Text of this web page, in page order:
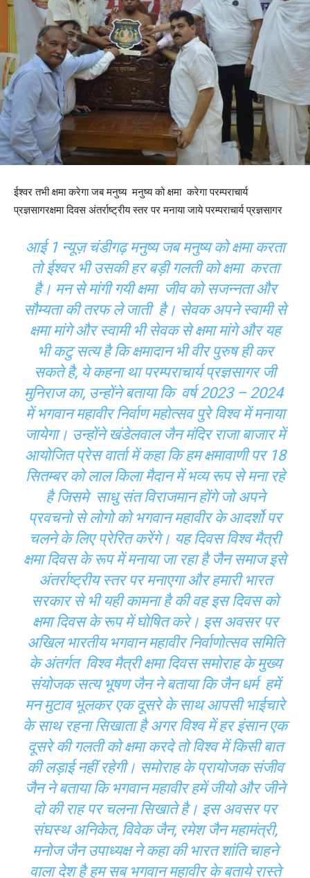
ईश्वर तभी क्षमा करेगा जब मनुष्य मनुष्य को क्षमा करेगा परम्पराचार्य
प्रज्ञसागरक्षमा दिवस अंतर्राष्ट्रीय स्तर पर मनाया जाये परम्पराचार्य प्रज्ञसागर
आई 1 न्यूज़ चंडीगढ़ मनुष्य जब मनुष्य को क्षमा करता
तो ईश्वर भी उसकी हर बड़ी गलती को क्षमा करता
है। मन से मांगी गयी क्षमा जीव को सजन्नता और
सौम्यता की तरफ ले जाती है। सेवक अपने स्वामी से
क्षमा मांगे और स्वामी भी सेवक से क्षमा मांगे और यह
भी कटु सत्य है कि क्षमादान भी वीर पुरुष ही कर
सकते है, ये कहना था परम्पराचार्य प्रज्ञसागर जी
मुनिराज का, उन्होंने बताया कि वर्ष 2023 – 2024
में भगवान महावीर निर्वाण महोत्सव पुरे विश्व में मनाया
जायेगा। उन्होंने खंडेलवाल जैन मंदिर राजा बाजार में
आयोजित प्रेस वार्ता में कहा कि हम क्षमावाणी पर 18
सितम्बर को लाल किला मैदान में भव्य रूप से मना रहे
है जिसमे साधु संत विराजमान होंगे जो अपने
प्रवचनो से लोगो को भगवान महावीर के आदर्शो पर
चलने के लिए प्रेरित करेंगे। यह दिवस विश्व मैत्री
क्षमा दिवस के रूप में मनाया जा रहा है जैन समाज इसे
अंतर्राष्ट्रीय स्तर पर मनाएगा और हमारी भारत
सरकार से भी यही कामना है की वह इस दिवस को
क्षमा दिवस के रूप में घोषित करे। इस अवसर पर
अखिल भारतीय भगवान महावीर निर्वाणोत्सव समिति
के अंतर्गत विश्व मैत्री क्षमा दिवस समोराह के मुख्य
संयोजक सत्य भूषण जैन ने बताया कि जैन धर्म हमें
मन मुटाव भूलकर एक दूसरे के साथ आपसी भाईचारे
के साथ रहना सिखाता है अगर विश्व में हर इंसान एक
दूसरे की गलती को क्षमा करदे तो विश्व में किसी बात
की लड़ाई नहीं रहेगी। समोराह के प्रायोजक संजीव
जैन ने बताया कि भगवान महावीर हमें जीयो और जीने
दो की राह पर चलना सिखाते है। इस अवसर पर
संघस्थ अनिकेत, विवेक जैन, रमेश जैन महामंत्री,
मनोज जैन उपाध्यक्ष ने कहा की भारत शांति चाहने
वाला देश है हम सब भगवान महावीर के बताये रास्ते